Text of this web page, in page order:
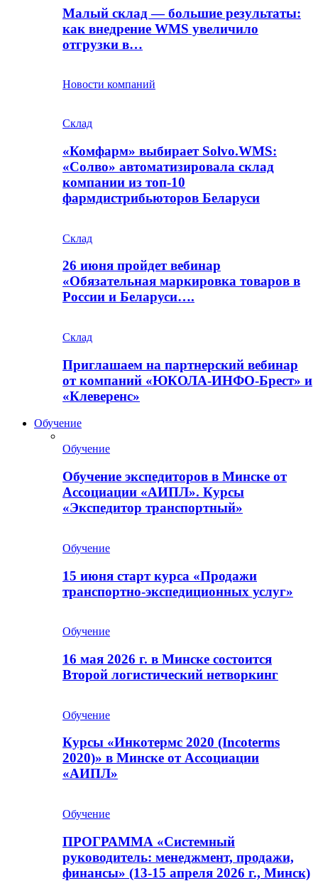
Малый склад — большие результаты:
как внедрение WMS увеличило
отгрузки в…
Новости компаний
Склад
«Комфарм» выбирает Solvo.WMS:
«Солво» автоматизировала склад
компании из топ-10
фармдистрибьюторов Беларуси
Склад
26 июня пройдет вебинар
«Обязательная маркировка товаров в
России и Беларуси….
Склад
Приглашаем на партнерский вебинар
от компаний «ЮКОЛА-ИНФО-Брест» и
«Клеверенс»
Обучение
Обучение
Обучение экспедиторов в Минске от
Ассоциации «АИПЛ». Курсы
«Экспедитор транспортный»
Обучение
15 июня старт курса «Продажи
транспортно-экспедиционных услуг»
Обучение
16 мая 2026 г. в Минске состоится
Второй логистический нетворкинг
Обучение
Курсы «Инкотермс 2020 (Incoterms
2020)» в Минске от Ассоциации
«АИПЛ»
Обучение
ПРОГРАММА «Системный
руководитель: менеджмент, продажи,
финансы» (13-15 апреля 2026 г., Минск)